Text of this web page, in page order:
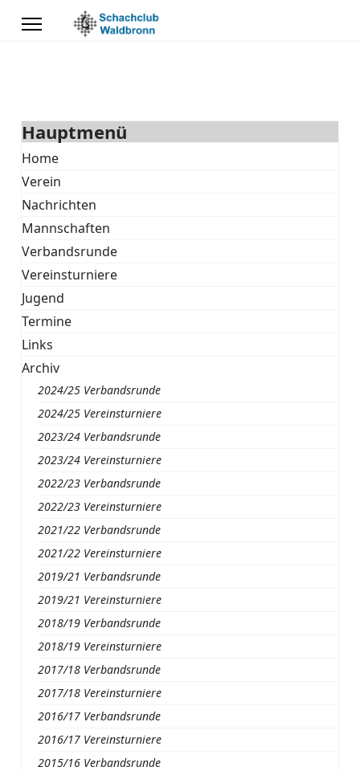
Hauptmenü
Home
Verein
Nachrichten
Mannschaften
Verbandsrunde
Vereinsturniere
Jugend
Termine
Links
Archiv
2024/25 Verbandsrunde
2024/25 Vereinsturniere
2023/24 Verbandsrunde
2023/24 Vereinsturniere
2022/23 Verbandsrunde
2022/23 Vereinsturniere
2021/22 Verbandsrunde
2021/22 Vereinsturniere
2019/21 Verbandsrunde
2019/21 Vereinsturniere
2018/19 Verbandsrunde
2018/19 Vereinsturniere
2017/18 Verbandsrunde
2017/18 Vereinsturniere
2016/17 Verbandsrunde
2016/17 Vereinsturniere
2015/16 Verbandsrunde